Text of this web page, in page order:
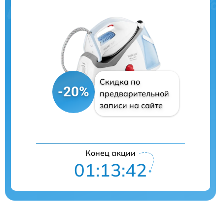
-20%
Скидка по
предварительной
записи на сайте
Конец акции
01:13:41